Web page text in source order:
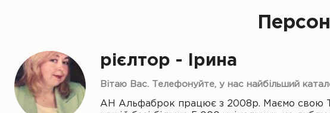
рієлтор - Ірина
Вітаю Вас. Телефонуйте, у нас найбільший
АН Альфаброк працює з 2008р. Маємо свою